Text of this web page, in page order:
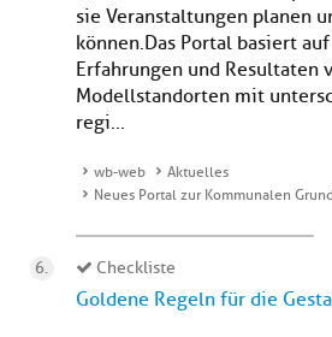
sie Veranstaltungen planen
können.Das Portal basiert
Erfahrungen und Resultaten
Modellstandorten mit
regi...
wb-web
Aktuelles
Neues Portal zur Kommunalen
Checkliste
Goldene Regeln für die